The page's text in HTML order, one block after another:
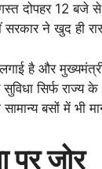
दोपहर 12 बजे
ने खुद ही
है और
सिर्फ राज्य
बसों में भी
पर जोर